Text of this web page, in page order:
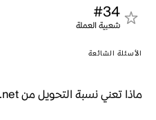
#34
شعبية العملة
الأسئلة الشائعة
ماذا تعني نسبة التحويل من io.net إلى Cronos؟